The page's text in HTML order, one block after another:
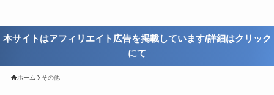
本サイトはアフィリエイト広告を掲載しています/詳細はクリック
にて
ホーム その他